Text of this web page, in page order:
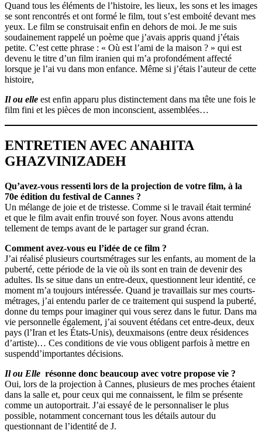
Quand tous les éléments de l’histoire, les lieux, les sons et les images
se sont rencontrés et ont formé le film, tout s’est emboité devant mes
yeux. Le film se construisait enfin en dehors de moi. Je me suis
soudainement rappelé un poème que j’avais appris quand j’étais
petite. C’est cette phrase : « Où est l’ami de la maison ? » qui est
devenu le titre d’un film iranien qui m’a profondément affecté
lorsque je l’ai vu dans mon enfance. Même si j’étais l’auteur de cette
histoire,
Il ou elle est enfin apparu plus distinctement dans ma tête une fois le
film fini et les pièces de mon inconscient, assemblées…
ENTRETIEN AVEC ANAHITA
GHAZVINIZADEH
Qu’avez-vous ressenti lors de la projection de votre film, à la
70e édition du festival de Cannes ?
Un mélange de joie et de tristesse. Comme si le travail était terminé
et que le film avait enfin trouvé son foyer. Nous avons attendu
tellement de temps avant de le partager sur grand écran.
Comment avez-vous eu l’idée de ce film ?
J’ai réalisé plusieurs courtsmétrages sur les enfants, au moment de la
puberté, cette période de la vie où ils sont en train de devenir des
adultes. Ils se situe dans un entre-deux, questionnent leur identité, ce
moment m’a toujours intéressée. Quand je travaillais sur mes courts-
métrages, j’ai entendu parler de ce traitement qui suspend la puberté,
donne du temps pour imaginer qui vous serez dans le futur. Dans ma
vie personnelle également, j’ai souvent étédans cet entre-deux, deux
pays (l’Iran et les États-Unis), deuxmaisons (entre deux résidences
d’artiste)… Ces conditions de vie vous obligent parfois à mettre en
suspendd’importantes décisions.
Il ou Elle résonne donc beaucoup avec votre propose vie ?
Oui, lors de la projection à Cannes, plusieurs de mes proches étaient
dans la salle et, pour ceux qui me connaissent, le film se présente
comme un autoportrait. J’ai essayé de le personnaliser le plus
possible, notamment concernant tous les détails autour du
questionnant de l’identité de J.